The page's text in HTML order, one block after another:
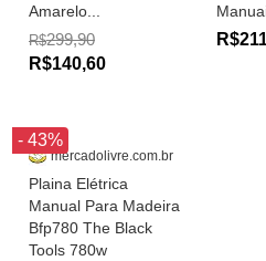
Amarelo...
R$299,90
R$140,60
- 43%
mercadolivre.com.br
Plaina Elétrica
Manual Para Madeira
Bfp780 The Black
Tools 780w